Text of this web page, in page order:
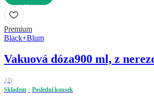
DO KOŠÍKU
Premium
Black+Blum
Vakuová dóza900 ml, z
(1)
Skladem
Poslední kousek